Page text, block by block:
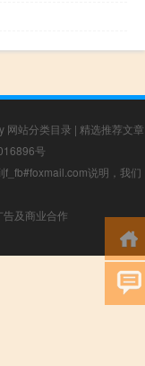
网站分类目录 | 精选推荐文章
号
f_fb#foxmail.com说明，我们
及商业合作